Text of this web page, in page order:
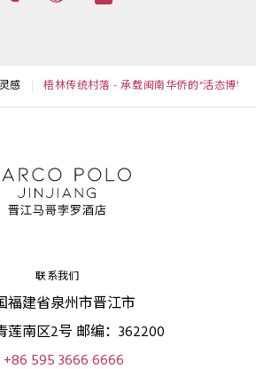
灵感 梧林传统村落 - 承载闽南华侨的“活态博物
联系我们
福建省泉州市晋江市
莲南区2号 邮编：362200
+86 595 3666 6666